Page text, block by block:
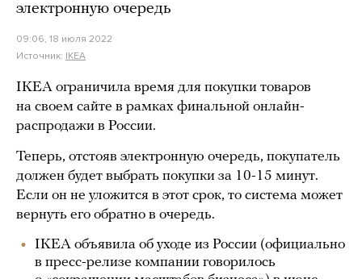
электронную очередь
09:06, 18 июля 2022
Источник: IKEA
IKEA ограничила время для покупки товаров
на своем сайте в рамках финальной онлайн-
распродажи в России.
Теперь, отстояв электронную очередь, покупатель
должен будет выбрать покупки за 10-15 минут.
Если он не уложится в этот срок, то система может
вернуть его обратно в очередь.
IKEA объявила об уходе из России (официально
в пресс-релизе компании говорилось